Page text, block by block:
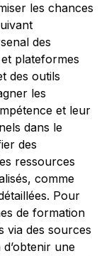
les chances
des
plateformes
des outils
les
et leur
dans le
des
ressources
comme
Pour
de formation
via des sources
une